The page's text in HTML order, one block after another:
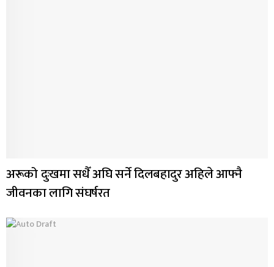
अरूको दुःखमा सधैँ अघि सर्ने दिलबहादुर अहिले आफ्नै
जीवनका लागि संघर्षरत